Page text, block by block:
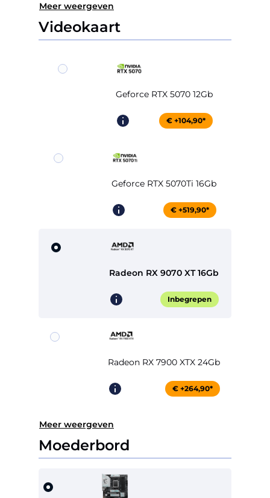
Meer weergeven
Videokaart
Geforce RTX 5070 12Gb
€ +104,90*
Geforce RTX 5070Ti 16Gb
€ +519,90*
Radeon RX 9070 XT 16Gb
Inbegrepen
Radeon RX 7900 XTX 24Gb
€ +264,90*
Meer weergeven
Moederbord